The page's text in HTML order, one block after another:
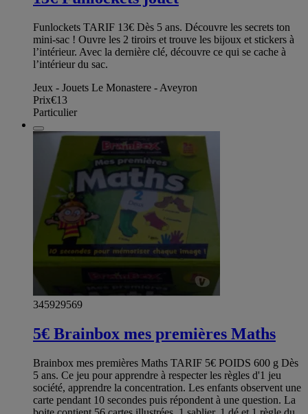
Funlockets TARIF 13€ Dès 5 ans. Découvre les secrets ton
mini-sac ! Ouvre les 2 tiroirs et trouve les bijoux et stickers à
l’intérieur. Avec la dernière clé, découvre ce qui se cache à
l’intérieur du sac.
Jeux - Jouets Le Monastere - Aveyron
Prix€13
Particulier
345929569
5€ Brainbox mes premières Maths
Brainbox mes premières Maths TARIF 5€ POIDS 600 g Dès
5 ans. Ce jeu pour apprendre à respecter les règles d'1 jeu
société, apprendre la concentration. Les enfants observent une
carte pendant 10 secondes puis répondent à une question. La